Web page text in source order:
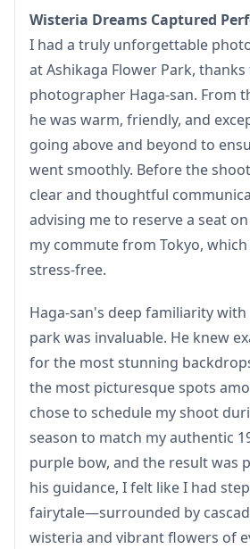
不包含內容
・收費設施的門票或票務預訂
（如適用，攝影師的門票費用由客戶
・客戶前往拍攝地點的交通費用
・如果客戶希望在多個地點拍攝，預
點之間移動的交通費用由客戶承擔。
・如果請求的拍攝地點位於偏遠地區
（如適用，將提前通知您。）
・其他個人消費
預約前/後注意事項
・預約確認後，您將被邀請加入與指
聊，以確保拍攝期間溝通順暢。
請提前安裝LINE應用程式。（如果您
何問題，請告知我們。）
・如果您希望在度假村、餐廳、酒店
場所拍攝，請務必自行提前獲得必要
Wisteria Dreams Captured
I had a truly unforgettable
at Ashikaga Flower Park,
photographer Haga-san. From
he was warm, friendly, and
going above and beyond to
went smoothly. Before the
clear and thoughtful
advising me to reserve a seat
my commute from Tokyo,
stress-free.
Haga-san's deep familiarity
park was invaluable. He knew
for the most stunning
the most picturesque spots
chose to schedule my shoot
season to match my authentic
purple bow, and the result was
his guidance, I felt like I had
fairytale—surrounded by
wisteria and vibrant flowers of